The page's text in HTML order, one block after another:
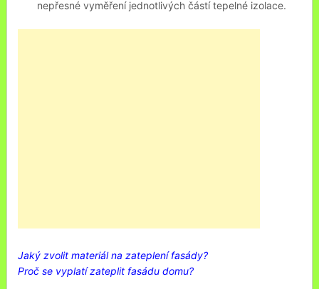
nepřesné vyměření jednotlivých částí tepelné izolace.
Jaký zvolit materiál na zateplení fasády?
Proč se vyplatí zateplit fasádu domu?